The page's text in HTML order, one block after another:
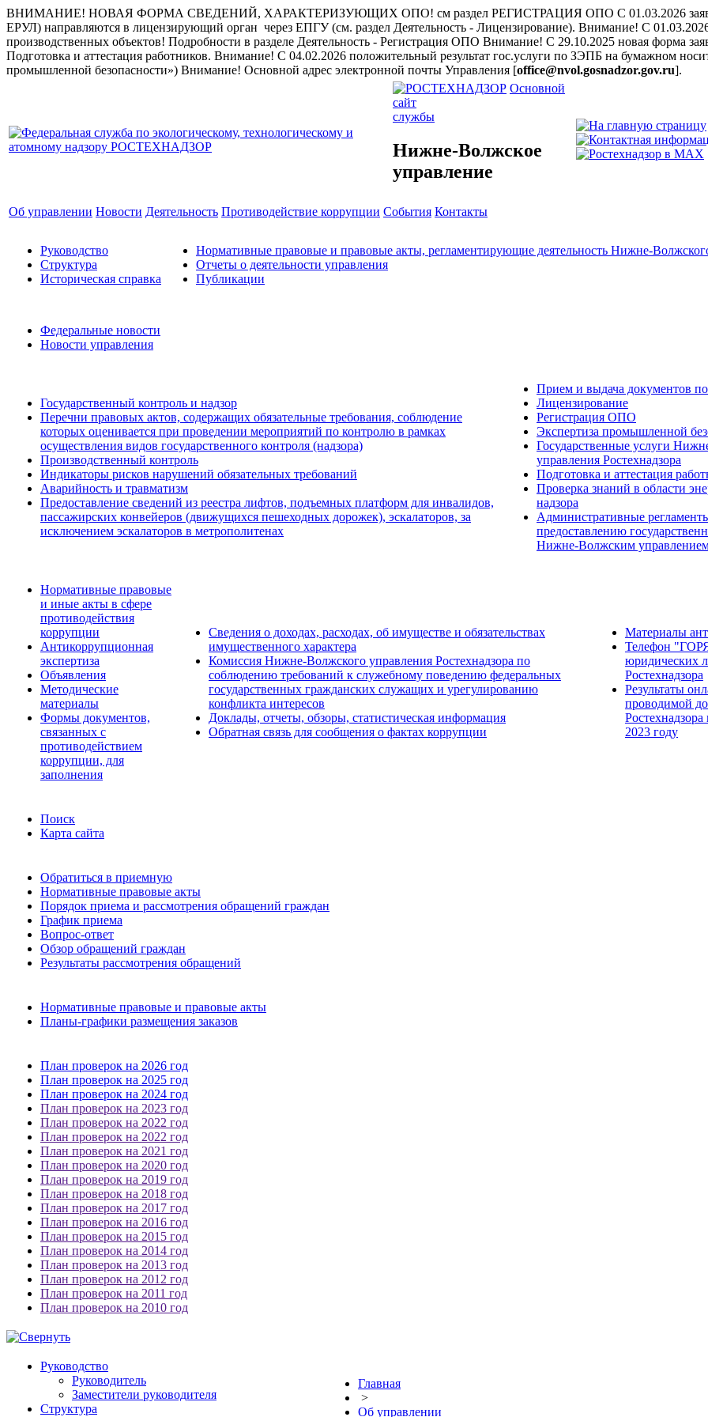
ВНИМАНИЕ! НОВАЯ ФОРМА СВЕДЕНИЙ, ХАРАКТЕРИЗУЮЩИХ ОПО! см раздел РЕГИСТРАЦИЯ ОПО С 01.03.2026
ЕРУЛ) направляются в лицензирующий орган через ЕПГУ (см. раздел Деятельность - Лицензирование). Внимание! С
производственных объектов! Подробности в разделе Деятельность - Регистрация ОПО Внимание! С 29.10.2025 новая форма
Подготовка и аттестация работников. Внимание! С 04.02.2026 положительный результат гос.услуги по ЗЭПБ на бумажном
промышленной безопасности») Внимание! Основной адрес электронной почты Управления [office@nvol.gosnadzor.gov.ru].
Основной
сайт
службы
Нижне-Волжское
управление
Об управлении Новости Деятельность Противодействие коррупции События Контакты
Руководство
Структура
Историческая справка
Нормативные правовые и правовые акты, регламентирующие деятельность Нижне-
Отчеты о деятельности управления
Публикации
Федеральные новости
Новости управления
Государственный контроль и надзор
Перечни правовых актов, содержащих обязательные требования, соблюдение
которых оценивается при проведении мероприятий по контролю в рамках
осуществления видов государственного контроля (надзора)
Производственный контроль
Индикаторы рисков нарушений обязательных требований
Аварийность и травматизм
Предоставление сведений из реестра лифтов, подъемных платформ для инвалидов,
пассажирских конвейеров (движущихся пешеходных дорожек), эскалаторов, за
исключением эскалаторов в метрополитенах
Прием и выдача документов по
Лицензирование
Регистрация ОПО
Экспертиза промышленной
Государственные услуги
управления Ростехнадзора
Подготовка и аттестация
Проверка знаний в области
надзора
Административные
предоставлению
Нижне-Волжским управлением
Нормативные правовые
и иные акты в сфере
противодействия
коррупции
Антикоррупционная
экспертиза
Объявления
Методические
материалы
Формы документов,
связанных с
противодействием
коррупции, для
заполнения
Сведения о доходах, расходах, об имуществе и обязательствах
имущественного характера
Комиссия Нижне-Волжского управления Ростехнадзора по
соблюдению требований к служебному поведению федеральных
государственных гражданских служащих и урегулированию
конфликта интересов
Доклады, отчеты, обзоры, статистическая информация
Обратная связь для сообщения о фактах коррупции
Материалы
Телефон
юридических
Ростехнадзора
Результаты
проводимой
2023 году
Поиск
Карта сайта
Обратиться в приемную
Нормативные правовые акты
Порядок приема и рассмотрения обращений граждан
График приема
Вопрос-ответ
Обзор обращений граждан
Результаты рассмотрения обращений
Нормативные правовые и правовые акты
Планы-графики размещения заказов
План проверок на 2026 год
План проверок на 2025 год
План проверок на 2024 год
План проверок на 2023 год
План проверок на 2022 год
План проверок на 2022 год
План проверок на 2021 год
План проверок на 2020 год
План проверок на 2019 год
План проверок на 2018 год
План проверок на 2017 год
План проверок на 2016 год
План проверок на 2015 год
План проверок на 2014 год
План проверок на 2013 год
План проверок на 2012 год
План проверок на 2011 год
План проверок на 2010 год
Руководство
Руководитель
Заместители руководителя
Структура
Главная
>
Об управлении